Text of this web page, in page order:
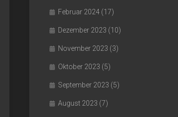
Februar 2024 (17)
Dezember 2023 (10)
November 2023 (3)
Oktober 2023 (5)
September 2023 (5)
August 2023 (7)